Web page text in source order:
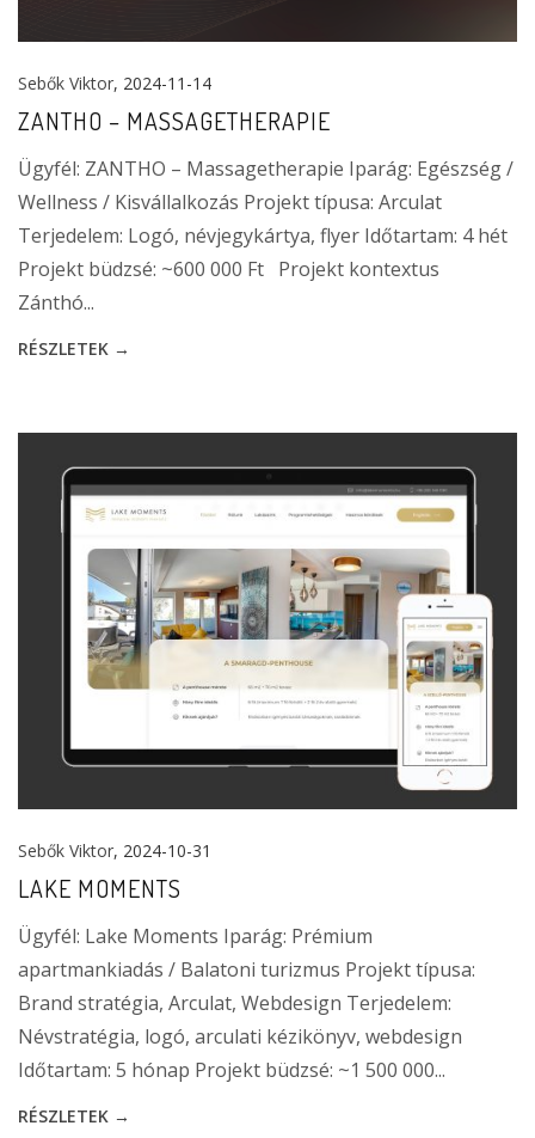
Sebők Viktor, 2024-11-14
ZANTHO – MASSAGETHERAPIE
Ügyfél: ZANTHO – Massagetherapie Iparág: Egészség /
Wellness / Kisvállalkozás Projekt típusa: Arculat
Terjedelem: Logó, névjegykártya, flyer Időtartam: 4 hét
Projekt büdzsé: ~600 000 Ft Projekt kontextus
Zánthó...
RÉSZLETEK →
Sebők Viktor, 2024-10-31
LAKE MOMENTS
Ügyfél: Lake Moments Iparág: Prémium
apartmankiadás / Balatoni turizmus Projekt típusa:
Brand stratégia, Arculat, Webdesign Terjedelem:
Névstratégia, logó, arculati kézikönyv, webdesign
Időtartam: 5 hónap Projekt büdzsé: ~1 500 000...
RÉSZLETEK →